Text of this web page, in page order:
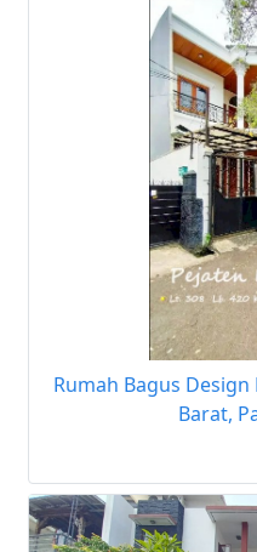
Rumah Bagus
Barat,